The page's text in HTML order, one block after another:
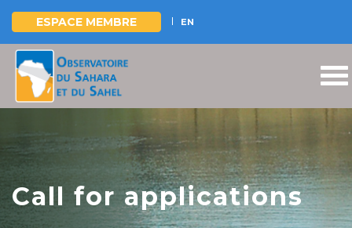
Aller
contenu
principal
ESPACE MEMBRE EN
Call for applications